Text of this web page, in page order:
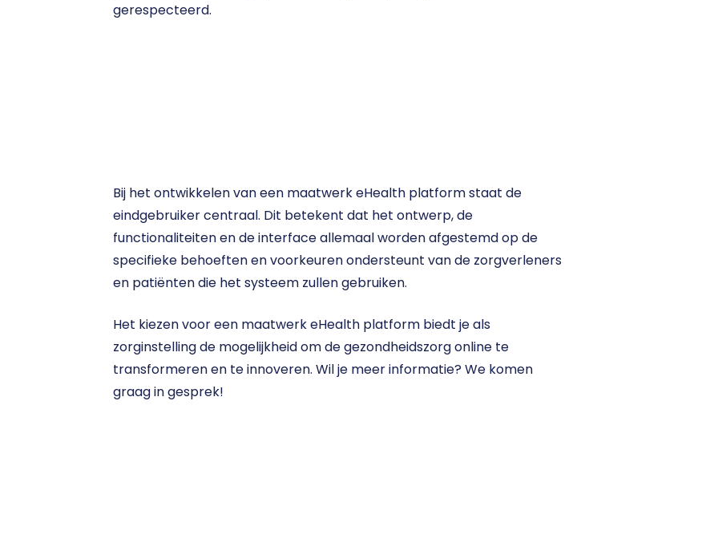
gerespecteerd.
Bij het ontwikkelen van een maatwerk eHealth platform staat de
eindgebruiker centraal. Dit betekent dat het ontwerp, de
functionaliteiten en de interface allemaal worden afgestemd op de
specifieke behoeften en voorkeuren ondersteunt van de zorgverleners
en patiënten die het systeem zullen gebruiken.
Het kiezen voor een maatwerk eHealth platform biedt je als
zorginstelling de mogelijkheid om de gezondheidszorg online te
transformeren en te innoveren. Wil je meer informatie? We komen
graag in gesprek!